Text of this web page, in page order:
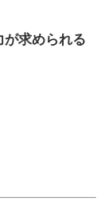
が求められる